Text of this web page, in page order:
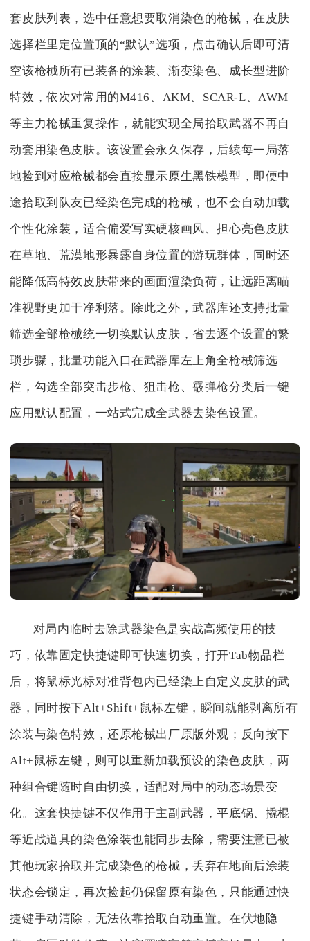
套皮肤列表，选中任意想要取消染色的枪械，在皮肤
选择栏里定位置顶的“默认”选项，点击确认后即可清
空该枪械所有已装备的涂装、渐变染色、成长型进阶
特效，依次对常用的M416、AKM、SCAR-L、AWM
等主力枪械重复操作，就能实现全局拾取武器不再自
动套用染色皮肤。该设置会永久保存，后续每一局落
地捡到对应枪械都会直接显示原生黑铁模型，即便中
途拾取到队友已经染色完成的枪械，也不会自动加载
个性化涂装，适合偏爱写实硬核画风、担心亮色皮肤
在草地、荒漠地形暴露自身位置的游玩群体，同时还
能降低高特效皮肤带来的画面渲染负荷，让远距离瞄
准视野更加干净利落。除此之外，武器库还支持批量
筛选全部枪械统一切换默认皮肤，省去逐个设置的繁
琐步骤，批量功能入口在武器库左上角全枪械筛选
栏，勾选全部突击步枪、狙击枪、霰弹枪分类后一键
应用默认配置，一站式完成全武器去染色设置。
对局内临时去除武器染色是实战高频使用的技
巧，依靠固定快捷键即可快速切换，打开Tab物品栏
后，将鼠标光标对准背包内已经染上自定义皮肤的武
器，同时按下Alt+Shift+鼠标左键，瞬间就能剥离所有
涂装与染色特效，还原枪械出厂原版外观；反向按下
Alt+鼠标左键，则可以重新加载预设的染色皮肤，两
种组合键随时自由切换，适配对局中的动态场景变
化。这套快捷键不仅作用于主副武器，平底锅、撬棍
等近战道具的染色涂装也能同步去除，需要注意已被
其他玩家拾取并完成染色的枪械，丢弃在地面后涂装
状态会锁定，再次捡起仍保留原有染色，只能通过快
捷键手动清除，无法依靠拾取自动重置。在伏地隐